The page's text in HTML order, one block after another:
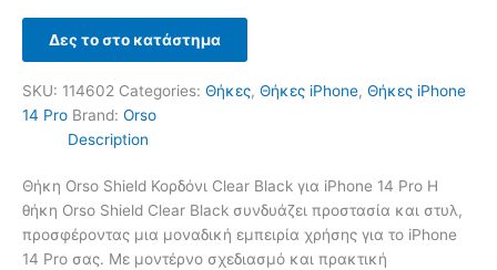
Δες το στο κατάστημα
SKU: 114602 Categories: Θήκες, Θήκες iPhone, Θήκες iPhone
14 Pro Brand: Orso
Description
Θήκη Orso Shield Κορδόνι Clear Black για iPhone 14 Pro Η
θήκη Orso Shield Clear Black συνδυάζει προστασία και στυλ,
προσφέροντας μια μοναδική εμπειρία χρήσης για το iPhone
14 Pro σας. Με μοντέρνο σχεδιασμό και πρακτική